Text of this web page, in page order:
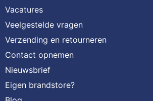
Vacatures
Veelgestelde vragen
Verzending en retourneren
Contact opnemen
Nieuwsbrief
Eigen brandstore?